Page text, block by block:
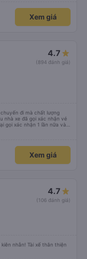
vì sự an toàn của bản
dịp mình sẽ tiếp tục ủng hộ
giữ vững phong độ phục
Xem giá
4.7
(894 đánh giá)
đi mà chất lượng
nhà xe đã gọi xác nhận vé
gọi xác nhận 1 lần nữa và
xe sạch sẽ và bác tài chạy
Xem giá
4.7
(106 đánh giá)
nhẫn! Tài xế thân thiện